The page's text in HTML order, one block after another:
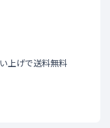
上げで送料無料